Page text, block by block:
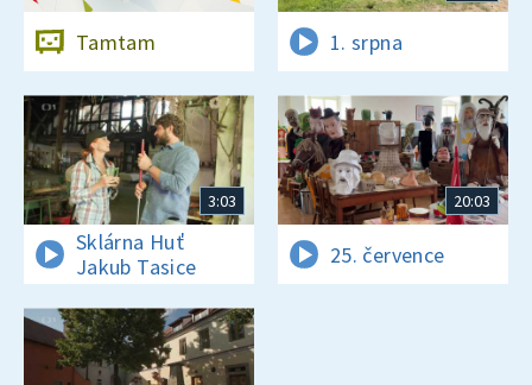
Tamtam 1. srpna
3:03
Sklárna Huť
Jakub Tasice
20:03
25. července